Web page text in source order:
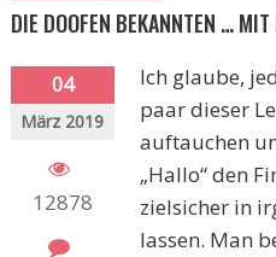
DIE DOOFEN BEKANNTEN …
04
März 2019
12878
Ich glaube,
paar dieser
auftauchen
„Hallo“ den
zielsicher in
lassen. Man